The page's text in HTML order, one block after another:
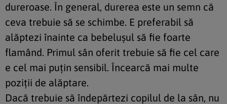
dureroase. În general, durerea este un semn că
ceva trebuie să se schimbe. E preferabil să
alăptezi înainte ca bebeluşul să fie foarte
flamând. Primul sân oferit trebuie să fie cel care
e cel mai puţin sensibil. Încearcă mai multe
poziţii de alăptare.
Dacă trebuie să îndepărtezi copilul de la sân, nu